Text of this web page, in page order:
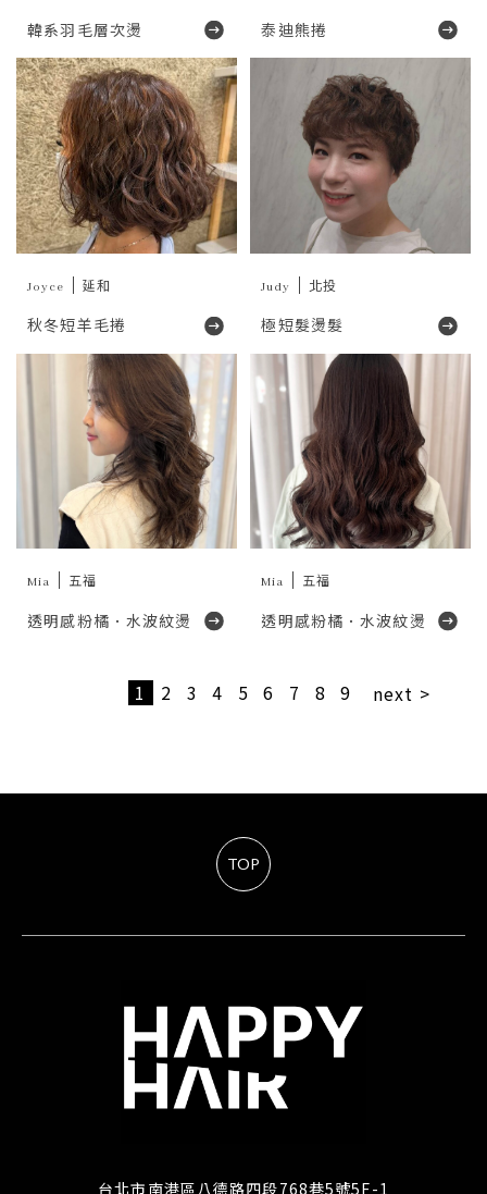
韓系羽毛層次燙 泰迪熊捲
Joyce 延和
秋冬短羊毛捲
Judy 北投
極短髮燙髮
Mia 五福
透明感粉橘．水波紋燙
Mia 五福
透明感粉橘．水波紋燙
1 2 3 4 5 6 7 8 9 next >
TOP
台北市南港區八德路四段768巷5號5F-1